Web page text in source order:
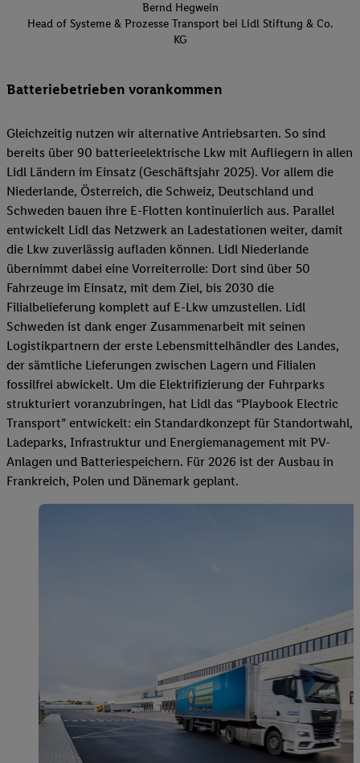
Bernd Hegwein
Head of Systeme & Prozesse Transport bei Lidl Stiftung & Co.
KG
Batteriebetrieben vorankommen
Gleichzeitig nutzen wir alternative Antriebsarten. So sind
bereits über 90 batterieelektrische Lkw mit Aufliegern in allen
Lidl Ländern im Einsatz (Geschäftsjahr 2025). Vor allem die
Niederlande, Österreich, die Schweiz, Deutschland und
Schweden bauen ihre E-Flotten kontinuierlich aus. Parallel
entwickelt Lidl das Netzwerk an Ladestationen weiter, damit
die Lkw zuverlässig aufladen können. Lidl Niederlande
übernimmt dabei eine Vorreiterrolle: Dort sind über 50
Fahrzeuge im Einsatz, mit dem Ziel, bis 2030 die
Filialbelieferung komplett auf E-Lkw umzustellen. Lidl
Schweden ist dank enger Zusammenarbeit mit seinen
Logistikpartnern der erste Lebensmittelhändler des Landes,
der sämtliche Lieferungen zwischen Lagern und Filialen
fossilfrei abwickelt. Um die Elektrifizierung der Fuhrparks
strukturiert voranzubringen, hat Lidl das “Playbook Electric
Transport” entwickelt: ein Standardkonzept für Standortwahl,
Ladeparks, Infrastruktur und Energiemanagement mit PV-
Anlagen und Batteriespeichern. Für 2026 ist der Ausbau in
Frankreich, Polen und Dänemark geplant.